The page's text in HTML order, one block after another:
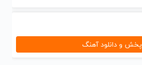
پخش و دانلود آهنگ